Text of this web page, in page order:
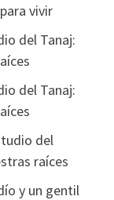
vivir
del Tanaj:
del Tanaj:
del
raíces
y un gentil